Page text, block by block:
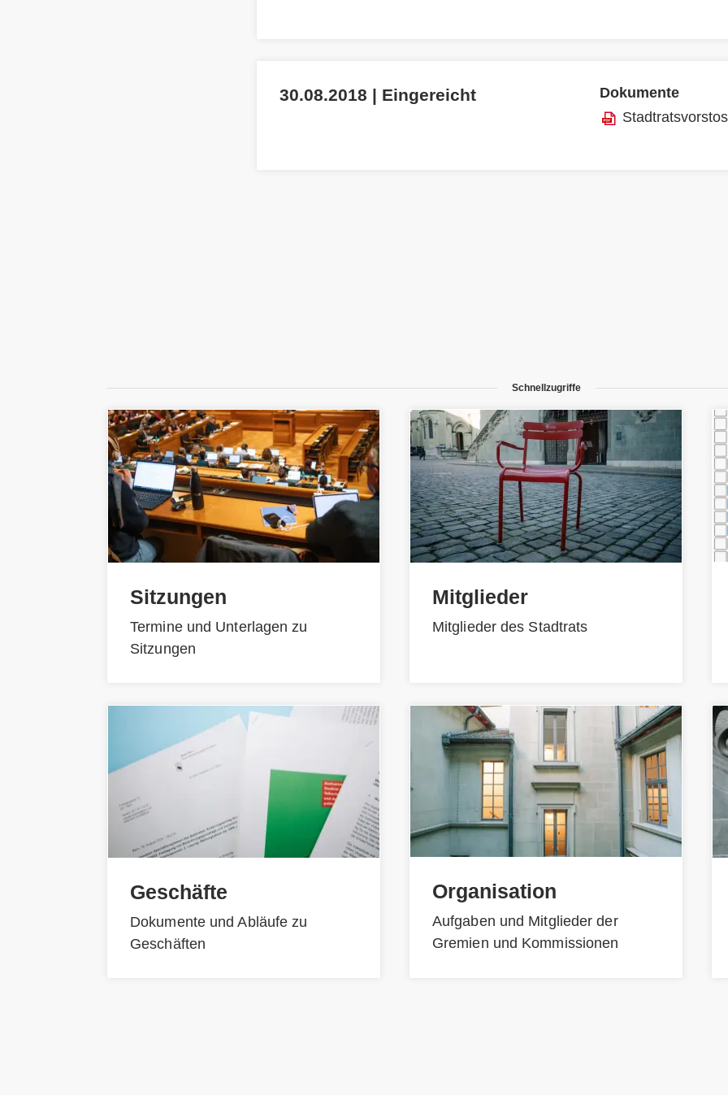
30.08.2018 | Eingereicht
Dokumente
Schnellzugriffe
Sitzungen
Termine und Unterlagen zu
Sitzungen
Geschäfte
Dokumente und Abläufe zu
Geschäften
Mitglieder
Mitglieder des Stadtrats
Organisation
Aufgaben und Mitglieder der
Gremien und Kommissionen